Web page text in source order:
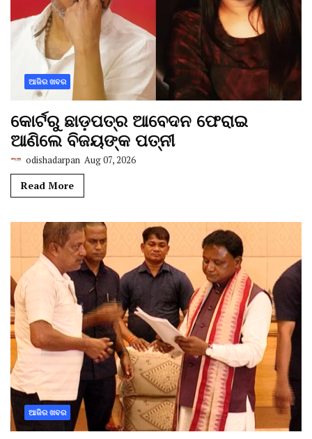
ଆଜିର ଖବର
କୋର୍ଟରୁ ଛାଡ଼ପତ୍ର ଆବେଦନ ଫେରାଇ
ଆଣିଲେ ବିଜୟଙ୍କ ପତ୍ନୀ
odishadarpan Aug 07, 2026
Read More
ଆଜିର ଖବର